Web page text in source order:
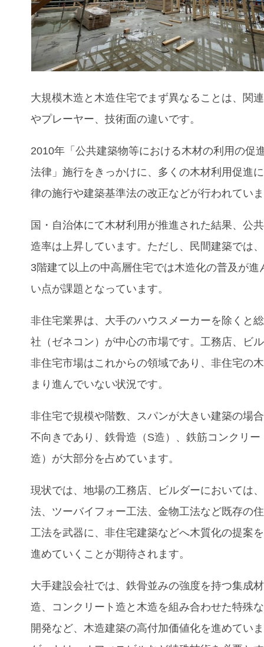
大規模木造と木造住宅でまず異なることは、関
やプレーヤー、技術面の違いです。
2010年「公共建築物等における木材の利用の促
法律」施行をきっかけに、多くの木材利用促進
律の施行や建築基準法の改正などが行われてい
国・自治体にて木材利用が推進された結果、公
造率は上昇しています。ただし、民間建築では
3階建て以上の中高層住宅では木造化の普及が進
い点が課題となっています。
非住宅業界は、大手のハウスメーカーを除くと
社（ゼネコン）が中心の市場です。工務店、ビ
非住宅市場はこれからの領域であり、非住宅の
まり進んでいない状況です。
非住宅で規模や階数、スパンが大きい建築の場
不向きであり、鉄骨造（S造）、鉄筋コンクリー
造）が大部分を占めています。
現状では、地場の工務店、ビルダーにおいては
法、ツーバイフォー工法、金物工法など既存の
工法を武器に、非住宅建築などへ木質化の提案
進めていくことが期待されます。
大手建設会社では、鉄骨並みの強度を持つ集成
造、コンクリート造と木造を組み合わせた特殊
開発など、木造建築の高付加価値化を進めてい